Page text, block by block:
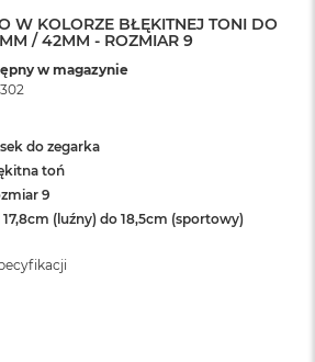
W KOLORZE BŁĘKITNEJ TONI DO
/ 42MM - ROZMIAR 9
w magazynie
do zegarka
toń
9
17,8cm (luźny) do 18,5cm (sportowy)